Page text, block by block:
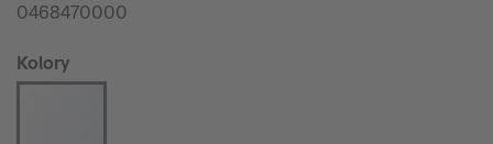
0468470000
Kolory